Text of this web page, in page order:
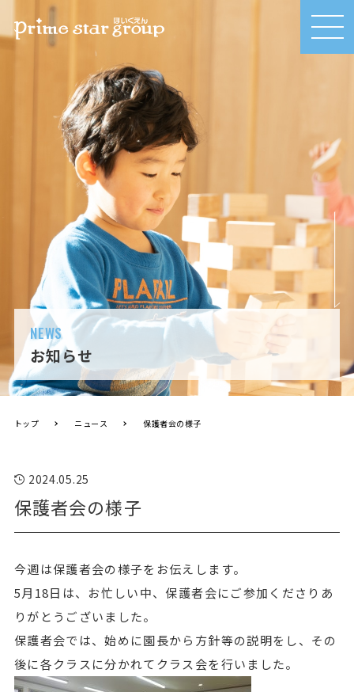
MEN
U
NEWS
お知らせ
トップ ニュース 保護者会の様子
2024.05.25
保護者会の様子
今週は保護者会の様子をお伝えします。
5月18日は、お忙しい中、保護者会にご参加くださりあ
りがとうございました。
保護者会では、始めに園長から方針等の説明をし、その
後に各クラスに分かれてクラス会を行いました。